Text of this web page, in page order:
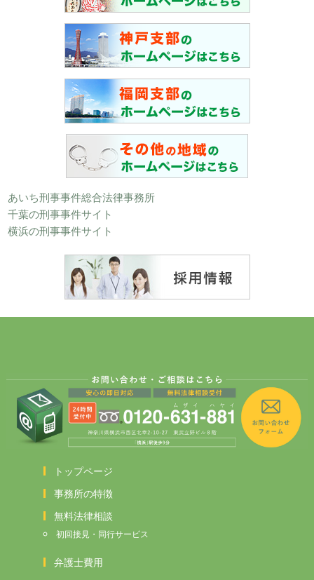
あいち刑事事件総合法律事務所
千葉の刑事事件サイト
横浜の刑事事件サイト
トップページ
事務所の特徴
無料法律相談
初回接見・同行サービス
弁護士費用